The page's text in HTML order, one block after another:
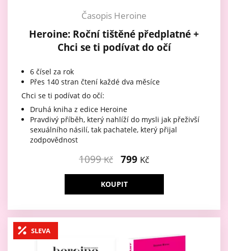
Časopis Heroine
Heroine: Roční tištěné předplatné +
Chci se ti podívat do očí
6 čísel za rok
Přes 140 stran čtení každé dva měsíce
Chci se ti podívat do očí:
Druhá kniha z edice Heroine
Pravdivý příběh, který nahlíží do mysli jak přeživší
sexuálního násilí, tak pachatele, který přijal
zodpovědnost
1099Kč 799 Kč
KOUPIT
SLEVA